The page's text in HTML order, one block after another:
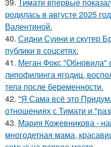
родилась в августе 2025
Валентиной.
40. Сидни Суини и скутер
публики в соцсетях.
41. Меган Фокс
липофилинга ягодиц,
тела после беременности.
42. "Я Сама всё это
отношениях с Тимати и
43. Мария Кожевникова -
многодетная мама,